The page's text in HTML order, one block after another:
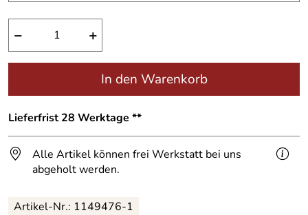
− +
In den Warenkorb
Lieferfrist 28 Werktage **
Alle Artikel können frei Werkstatt bei uns
abgeholt werden.
Artikel-Nr.: 1149476-1